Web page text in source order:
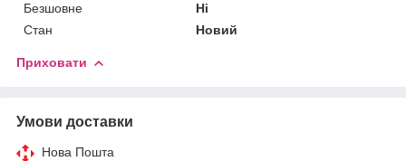
Безшовне
Ні
Стан
Новий
Приховати
Умови доставки
Нова Пошта